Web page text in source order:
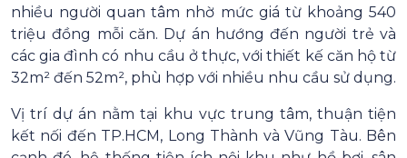
nhiều người quan tâm nhờ mức giá từ khoảng 540
triệu đồng mỗi căn. Dự án hướng đến người trẻ và
các gia đình có nhu cầu ở thực, với thiết kế căn hộ từ
32m² đến 52m², phù hợp với nhiều nhu cầu sử dụng.
Vị trí dự án nằm tại khu vực trung tâm, thuận tiện
kết nối đến TP.HCM, Long Thành và Vũng Tàu. Bên